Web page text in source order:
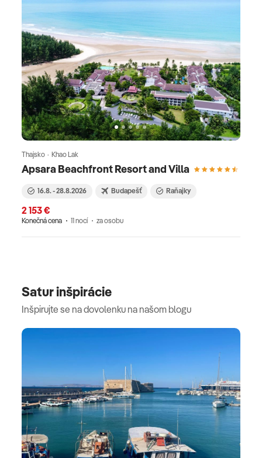
Apsara Beachfront Resort and Villa
Thajsko · Khao Lak
16.8. - 28.8.2026 Budapešť Raňajky
2 153 €
Konečná cena 11 nocí za osobu
Satur inšpirácie
Inšpirujte se na dovolenku na našom blogu